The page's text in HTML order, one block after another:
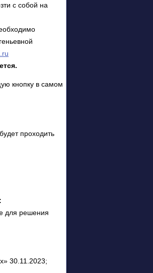
с собой на
кнопку в самом
проходить
для решения
30.11.2023;